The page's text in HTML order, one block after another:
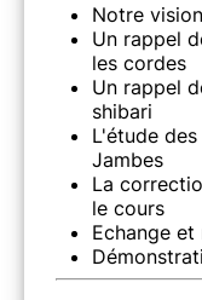
Notre
Un rappel
les cordes
Un rappel
shibari
L'étude
Jambes
La
le cours
Echange